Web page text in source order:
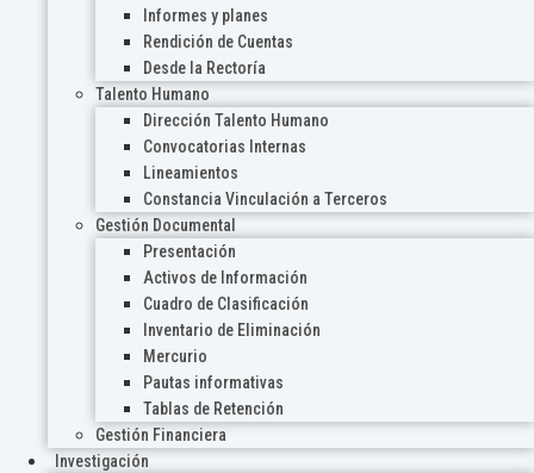
Informes y planes
Rendición de Cuentas
Desde la Rectoría
Talento Humano
Dirección Talento Humano
Convocatorias Internas
Lineamientos
Constancia Vinculación a Terceros
Gestión Documental
Presentación
Activos de Información
Cuadro de Clasificación
Inventario de Eliminación
Mercurio
Pautas informativas
Tablas de Retención
Gestión Financiera
Investigación